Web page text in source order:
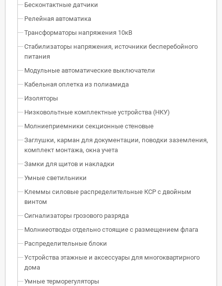
Бесконтактные датчики
Релейная автоматика
Трансформаторы напряжения 10кВ
Стабилизаторы напряжения, источники бесперебойного
питания
Модульные автоматические выключатели
Кабельная оплетка из полиамида
Изоляторы
Низковольтные комплектные устройства (НКУ)
Молниеприемники секционные стеновые
Заглушки, карман для документации, поводки заземления,
комплект монтажа, окна учета
Замки для щитов и накладки
Умные светильники
Клеммы силовые распределительные КСР с двойным
винтом
Сигнализаторы грозового разряда
Молниеотводы отдельно стоящие с размещением флага
Распределительные блоки
Устройства этажные и аксессуары для многоквартирного
дома
Умные терморегуляторы